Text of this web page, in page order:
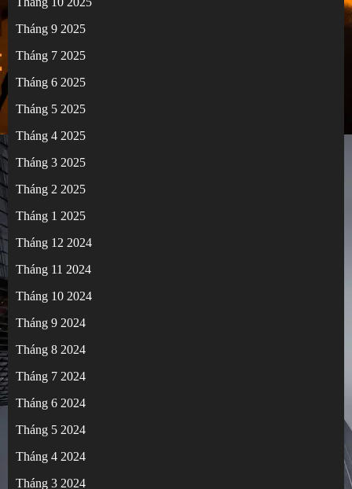
Tháng 9 2025
Tháng 7 2025
Tháng 6 2025
Tháng 5 2025
Tháng 4 2025
Tháng 3 2025
Tháng 2 2025
Tháng 1 2025
Tháng 12 2024
Tháng 11 2024
Tháng 10 2024
Tháng 9 2024
Tháng 8 2024
Tháng 7 2024
Tháng 6 2024
Tháng 5 2024
Tháng 4 2024
Tháng 3 2024